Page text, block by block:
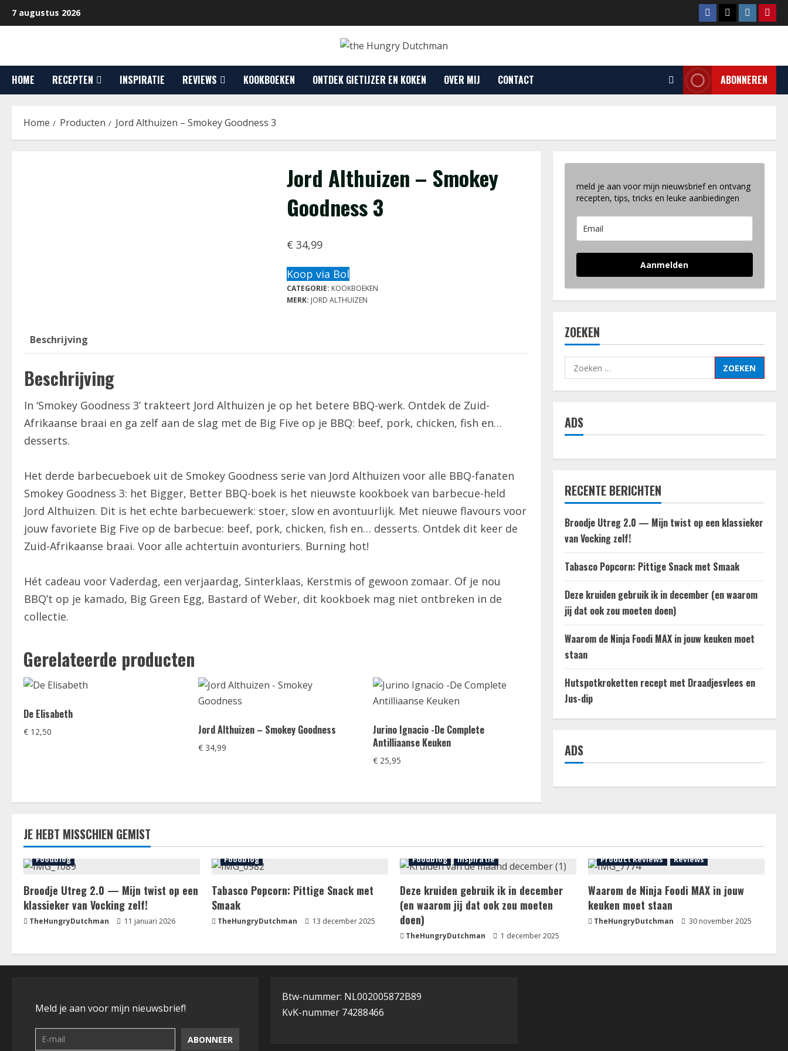
naar
7 augustus 2026 Facebook
TiktokInstagram
HOME RECEPTEN INSPIRATIE REVIEWS KOOKBOEKEN ONTDEK GIETIJZER EN KOKEN OVER MIJ CONTACT ABONNEREN
Home Producten Jord Althuizen – Smokey Goodness 3
Jord Althuizen – Smokey
Goodness 3
€ 34,99
Koop via Bol
CATEGORIE: KOOKBOEKEN
MERK: JORD ALTHUIZEN
Beschrijving
Beschrijving
In ‘Smokey Goodness 3’ trakteert Jord Althuizen je op het betere BBQ-werk. Ontdek de Zuid-
Afrikaanse braai en ga zelf aan de slag met de Big Five op je BBQ: beef, pork, chicken, fish en…
desserts.
Het derde barbecueboek uit de Smokey Goodness serie van Jord Althuizen voor alle BBQ-fanaten
Smokey Goodness 3: het Bigger, Better BBQ-boek is het nieuwste kookboek van barbecue-held
Jord Althuizen. Dit is het echte barbecuewerk: stoer, slow en avontuurlijk. Met nieuwe flavours voor
jouw favoriete Big Five op de barbecue: beef, pork, chicken, fish en… desserts. Ontdek dit keer de
Zuid-Afrikaanse braai. Voor alle achtertuin avonturiers. Burning hot!
Hét cadeau voor Vaderdag, een verjaardag, Sinterklaas, Kerstmis of gewoon zomaar. Of je nou
BBQ’t op je kamado, Big Green Egg, Bastard of Weber, dit kookboek mag niet ontbreken in de
collectie.
Gerelateerde producten
De Elisabeth
€ 12,50 Jord Althuizen – Smokey Goodness
€ 34,99
Jurino Ignacio -De Complete
Antilliaanse Keuken
€ 25,95
meld je aan voor mijn nieuwsbrief en ontvang
recepten, tips, tricks en leuke aanbiedingen
Aanmelden
ZOEKEN
Zoeken
naar:
ADS
RECENTE BERICHTEN
Broodje Utreg 2.0 — Mijn twist op een klassieker
van Vocking zelf!
Tabasco Popcorn: Pittige Snack met Smaak
Deze kruiden gebruik ik in december (en waarom
jij dat ook zou moeten doen)
Waarom de Ninja Foodi MAX in jouw keuken moet
staan
Hutspotkroketten recept met Draadjesvlees en
Jus-dip
ADS
JE HEBT MISSCHIEN GEMIST
Foodblog
Broodje Utreg 2.0 — Mijn twist op een
klassieker van Vocking zelf!
TheHungryDutchman 11 januari 2026
Foodblog
Tabasco Popcorn: Pittige Snack met
Smaak
TheHungryDutchman 13 december 2025
Foodblog Inspiratie
Deze kruiden gebruik ik in december
(en waarom jij dat ook zou moeten
doen)
TheHungryDutchman 1 december 2025
Product Reviews Reviews
Waarom de Ninja Foodi MAX in jouw
keuken moet staan
TheHungryDutchman 30 november 2025
Meld je aan voor mijn nieuwsbrief!
Btw-nummer: NL002005872B89
KvK-nummer 74288466